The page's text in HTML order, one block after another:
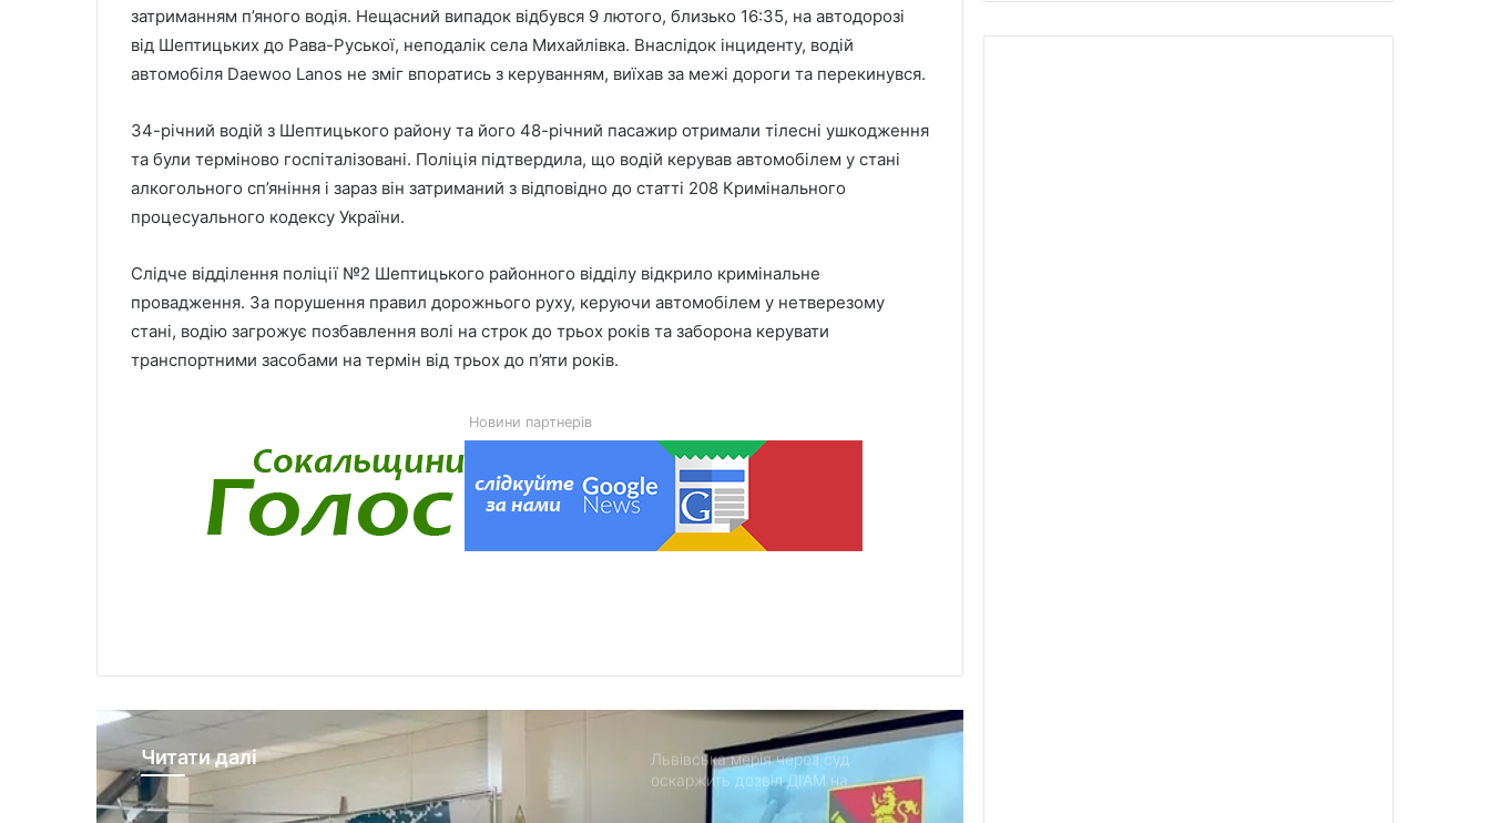
затриманням п’яного водія. Нещасний випадок відбувся 9 лютого, близько 16:35, на автодорозі
від Шептицьких до Рава-Руської, неподалік села Михайлівка. Внаслідок інциденту, водій
автомобіля Daewoo Lanos не зміг впоратись з керуванням, виїхав за межі дороги та перекинувся.
34-річний водій з Шептицького району та його 48-річний пасажир отримали тілесні ушкодження
та були терміново госпіталізовані. Поліція підтвердила, що водій керував автомобілем у стані
алкогольного сп’яніння і зараз він затриманий з відповідно до статті 208 Кримінального
процесуального кодексу України.
Слідче відділення поліції №2 Шептицького районного відділу відкрило кримінальне
провадження. За порушення правил дорожнього руху, керуючи автомобілем у нетверезому
стані, водію загрожує позбавлення волі на строк до трьох років та заборона керувати
транспортними засобами на термін від трьох до п’яти років.
Новини партнерів
Читати далі
ЗСУ імені генерала Мирона
Тарнавського відзначає 10-річчя
“Поки дозволяє здоров’я –
залишатимусь у строю”: історія
прикордонника Ярослава з 7
прикордонного загону
У Дрогобицькій громаді запровадили
працюватиме виїзне
МВС
Львівська мерія через суд
оскаржить дозвіл ДІАМ на
будівництво на вул. Олесницького